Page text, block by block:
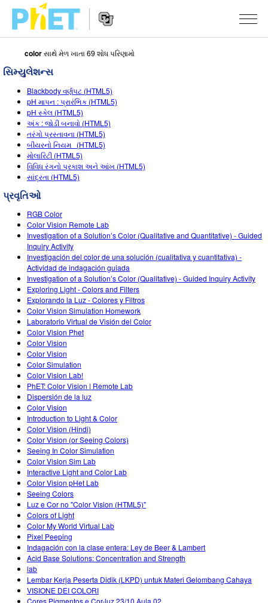
PhET
વેબસાઇટ
શોધો
Navigation
સિમ્યુલેશન્સ
બધા સિમ્સ
ભૌતિકવિજ્ઞાન
ગણિત
રસાયણવિજ્ઞાન
અર્થ સાયન્સ
બાયોલોજી
ભાષાંતરીત સિમ્સ
Customizable Sims
STUDIO
About Studio
Customizable Sims
Start a Free Trial
Purchase a License
ભણાવવું
એક્ટિવિટીઝ બ્રાઉઝ કરો
તમારી એક્ટિવિટીઝ શેર કરો
વર્ચ્યુઅલ વર્કશોપ્સ
Professional Learning with PhET
Teaching with PhET
સંશોધન
પહેલ
PhET ગ્લોબલ
Data Fluency
STEM એડમાં DEIB
SceneryStack OSE
Impact Report
સાઇન ઇન કરો / નોંધણી કરો
colorસાથે મેળ ખાતા 69 શોધ પરિણામો
સિમ્યુલેશન્સ
Blackbody વર્ણપટ (HTML5)
pH માપન : પ્રારંભિક (HTML5)
pH સ્કેલ (HTML5)
અંક : જોડી બનાવો (HTML5)
તરંગો પ્રસ્તાવના (HTML5)
બીયરનો નિયમ (HTML5)
મોલારિટી (HTML5)
વિવિધ રંગનો પ્રકાશ અને આંખ (HTML5)
સાંદ્રતા (HTML5)
પ્રવૃતિઓ
RGB Color
Color Vision Remote Lab
Investigation of a Solution’s Color (Qualitative and Quantitative) - Guided
Inquiry Activity
Investigación del color de una solución (cualitativa y cuantitativa) -
Actividad de indagación guiada
Investigation of a Solution’s Color (Qualitative) - Guided Inquiry Activity
Exploring Light - Colors and Filters
Explorando la Luz - Colores y Filtros
Color Vision Simulation Homework
Laboratorio Virtual de Visión del Color
Color Vision Phet
Color Vision
Color Vision
Color Simulation
Color Vision Lab!
PhET: Color Vision | Remote Lab
Dispersión de la luz
Color Vision
Introduction to Light & Color
Color Vision (Hindi)
Color Vision (or Seeing Colors)
Seeing In Color Simulation
Color Vision Sim Lab
Interactive Light and Color Lab
Color Vision pHet Lab
Seeing Colors
Luz e Cor no "Color Vision (HTML5)"
Colors of Light
Color My World Virtual Lab
Pixel Peeping
Indagación con la clase entera: Ley de Beer & Lambert
Acid Base Solutions: Concentration and Strength
lab
Lembar Kerja Peserta Didik (LKPD) untuk Materi Gelombang Cahaya
VISIONE DEI COLORI
Cores Pigmentos e Cor-luz 23/10 Aula 02